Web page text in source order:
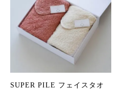
SUPER PILE フェイスタオ